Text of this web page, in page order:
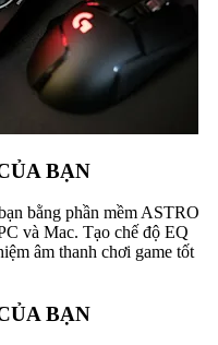
BẠN
bằng phần mềm ASTRO
và Mac. Tạo chế độ EQ
âm thanh chơi game tốt
BẠN